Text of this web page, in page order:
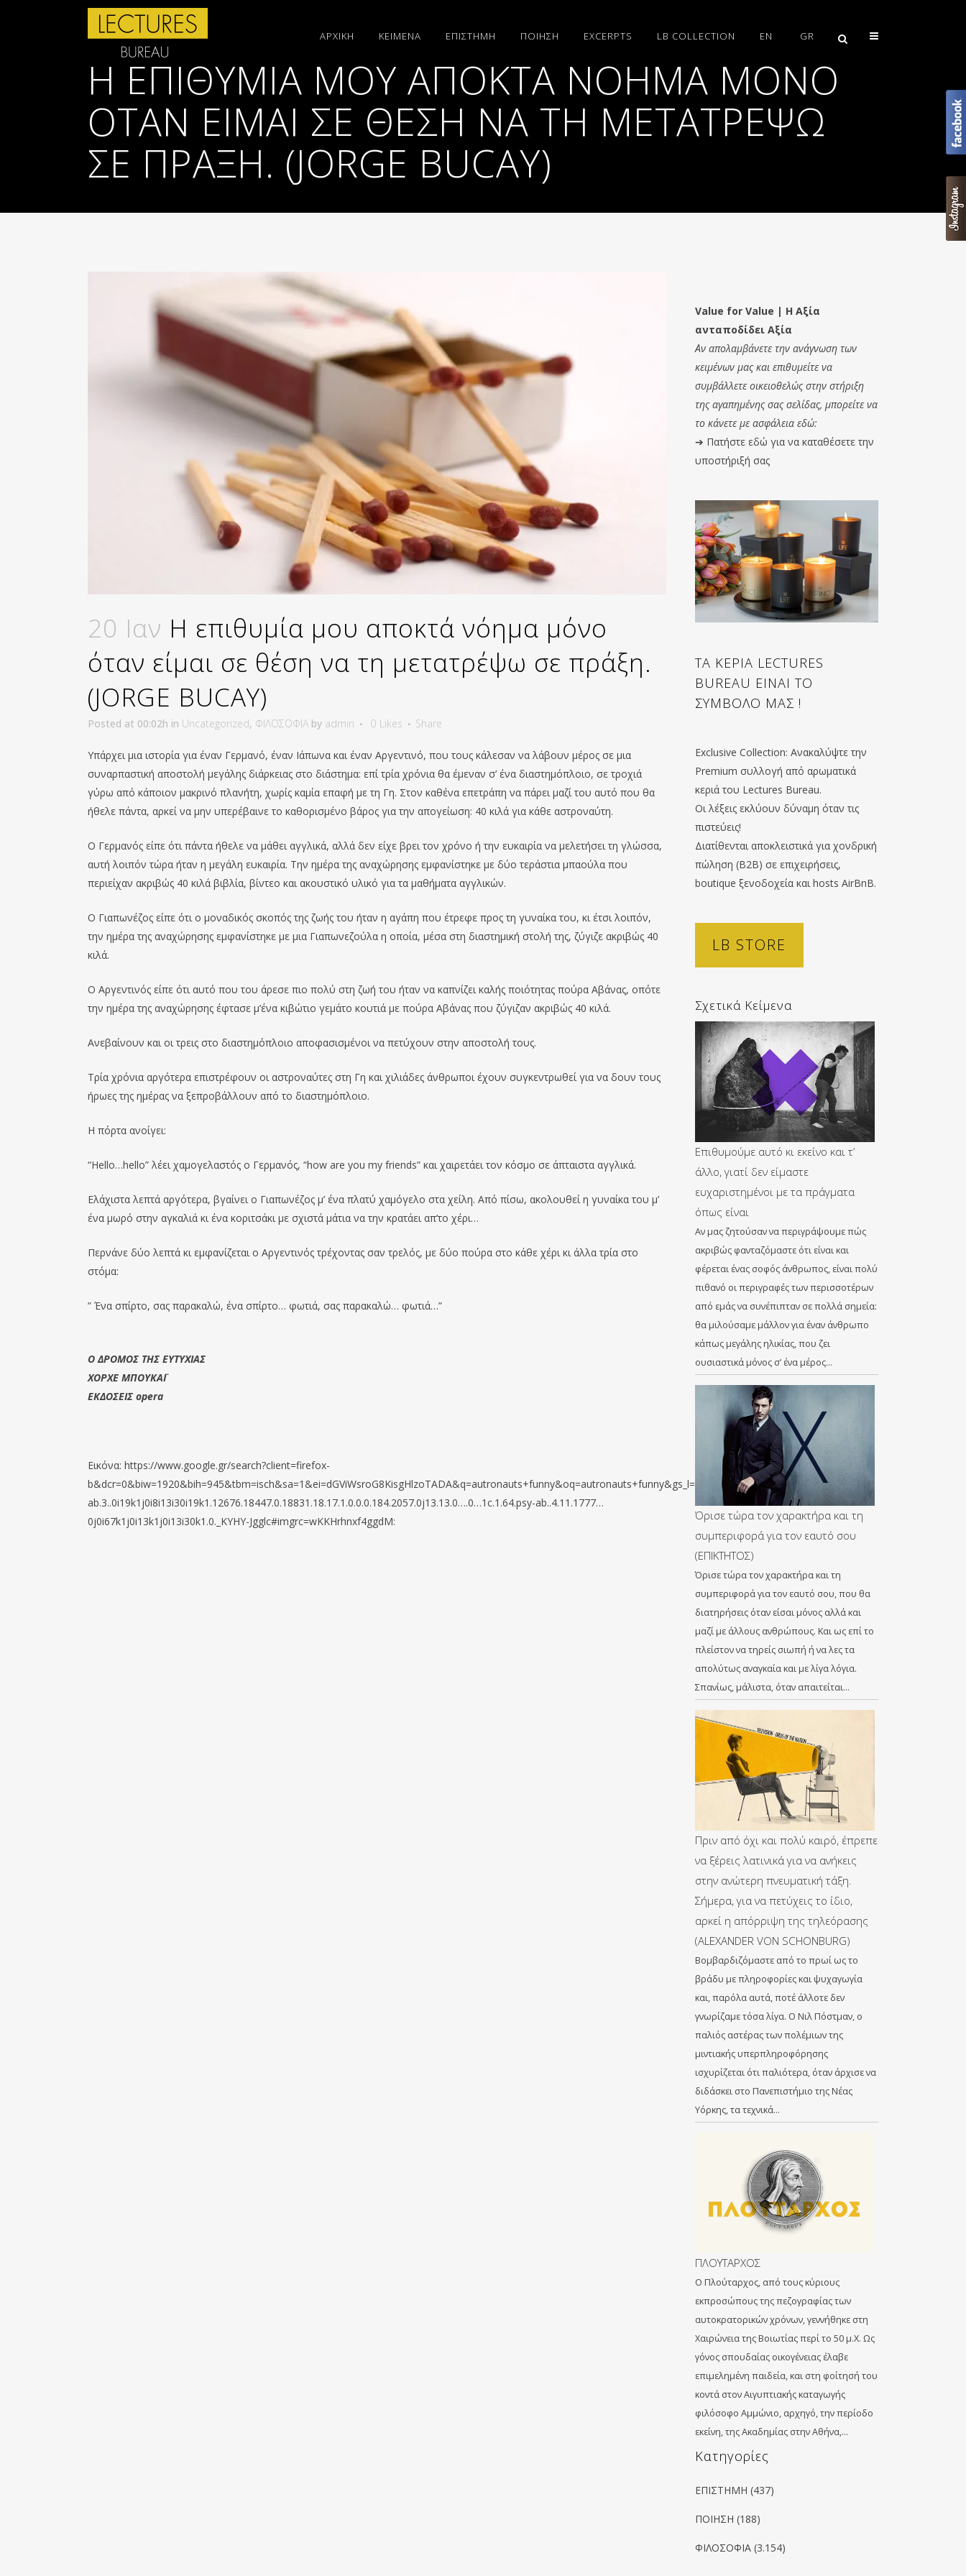
ΑΡΧΙΚΗ ΚΕΙΜΕΝΑ ΕΠΙΣΤΗΜΗ ΠΟΙΗΣΗ EXCERPTS LB COLLECTION EN GR
Η ΕΠΙΘΥΜΊΑ ΜΟΥ ΑΠΟΚΤΆ ΝΌΗΜΑ ΜΌΝΟ
ΌΤΑΝ ΕΊΜΑΙ ΣΕ ΘΈΣΗ ΝΑ ΤΗ ΜΕΤΑΤΡΈΨΩ
ΣΕ ΠΡΆΞΗ. (JORGE BUCAY)
20 Ιαν Η επιθυμία μου αποκτά νόημα μόνο
όταν είμαι σε θέση να τη μετατρέψω σε πράξη.
(JORGE BUCAY)
Posted at 00:02h in Uncategorized, ΦΙΛΟΣΟΦΙΑ by admin 0 Likes Share
Υπάρχει μια ιστορία για έναν Γερμανό, έναν Ιάπωνα και έναν Αργεντινό, που τους κάλεσαν να λάβουν μέρος σε μια
συναρπαστική αποστολή μεγάλης διάρκειας στο διάστημα: επί τρία χρόνια θα έμεναν σ’ ένα διαστημόπλοιο, σε τροχιά
γύρω από κάποιον μακρινό πλανήτη, χωρίς καμία επαφή με τη Γη. Στον καθένα επετράπη να πάρει μαζί του αυτό που θα
ήθελε πάντα, αρκεί να μην υπερέβαινε το καθορισμένο βάρος για την απογείωση: 40 κιλά για κάθε αστροναύτη.
Ο Γερμανός είπε ότι πάντα ήθελε να μάθει αγγλικά, αλλά δεν είχε βρει τον χρόνο ή την ευκαιρία να μελετήσει τη γλώσσα,
αυτή λοιπόν τώρα ήταν η μεγάλη ευκαιρία. Την ημέρα της αναχώρησης εμφανίστηκε με δύο τεράστια μπαούλα που
περιείχαν ακριβώς 40 κιλά βιβλία, βίντεο και ακουστικό υλικό για τα μαθήματα αγγλικών.
Ο Γιαπωνέζος είπε ότι ο μοναδικός σκοπός της ζωής του ήταν η αγάπη που έτρεφε προς τη γυναίκα του, κι έτσι λοιπόν,
την ημέρα της αναχώρησης εμφανίστηκε με μια Γιαπωνεζούλα η οποία, μέσα στη διαστημική στολή της, ζύγιζε ακριβώς 40
κιλά.
Ο Αργεντινός είπε ότι αυτό που του άρεσε πιο πολύ στη ζωή του ήταν να καπνίζει καλής ποιότητας πούρα Αβάνας, οπότε
την ημέρα της αναχώρησης έφτασε μ’ένα κιβώτιο γεμάτο κουτιά με πούρα Αβάνας που ζύγιζαν ακριβώς 40 κιλά.
Ανεβαίνουν και οι τρεις στο διαστημόπλοιο αποφασισμένοι να πετύχουν στην αποστολή τους.
Τρία χρόνια αργότερα επιστρέφουν οι αστροναύτες στη Γη και χιλιάδες άνθρωποι έχουν συγκεντρωθεί για να δουν τους
ήρωες της ημέρας να ξεπροβάλλουν από το διαστημόπλοιο.
Η πόρτα ανοίγει:
“Hello…hello” λέει χαμογελαστός ο Γερμανός, “how are you my friends” και χαιρετάει τον κόσμο σε άπταιστα αγγλικά.
Ελάχιστα λεπτά αργότερα, βγαίνει ο Γιαπωνέζος μ’ ένα πλατύ χαμόγελο στα χείλη. Από πίσω, ακολουθεί η γυναίκα του μ’
ένα μωρό στην αγκαλιά κι ένα κοριτσάκι με σχιστά μάτια να την κρατάει απ’το χέρι…
Περνάνε δύο λεπτά κι εμφανίζεται ο Αργεντινός τρέχοντας σαν τρελός, με δύο πούρα στο κάθε χέρι κι άλλα τρία στο
στόμα:
” Ένα σπίρτο, σας παρακαλώ, ένα σπίρτο… φωτιά, σας παρακαλώ… φωτιά…”
Ο ΔΡΟΜΟΣ ΤΗΣ ΕΥΤΥΧΙΑΣ
ΧΟΡΧΕ ΜΠΟΥΚΑΪ
ΕΚΔΟΣΕΙΣ opera
Εικόνα: https://www.google.gr/search?client=firefox-
b&dcr=0&biw=1920&bih=945&tbm=isch&sa=1&ei=dGViWsroG8KisgHlzoTADA&q=autronauts+funny&oq=autronauts+funny&gs_l=psy-
ab.3..0i19k1j0i8i13i30i19k1.12676.18447.0.18831.18.17.1.0.0.0.184.2057.0j13.13.0….0…1c.1.64.psy-ab..4.11.1777…
0j0i67k1j0i13k1j0i13i30k1.0._KYHY-Jgglc#imgrc=wKKHrhnxf4ggdM:
Value for Value | Η Αξία
ανταποδίδει Αξία
Αν απολαμβάνετε την ανάγνωση των
κειμένων μας και επιθυμείτε να
συμβάλλετε οικειοθελώς στην στήριξη
της αγαπημένης σας σελίδας, μπορείτε να
το κάνετε με ασφάλεια εδώ:
➔ Πατήστε εδώ για να καταθέσετε την
υποστήριξή σας
ΤΑ ΚΕΡΙΑ LECTURES
BUREAU ΕΙΝΑΙ ΤΟ
ΣΥΜΒΟΛΟ ΜΑΣ !
Exclusive Collection: Ανακαλύψτε την
Premium συλλογή από αρωματικά
κεριά του Lectures Bureau.
Οι λέξεις εκλύουν δύναμη όταν τις
πιστεύεις!
Διατίθενται αποκλειστικά για χονδρική
πώληση (B2B) σε επιχειρήσεις,
boutique ξενοδοχεία και hosts AirBnB.
LB STORE
Σχετικά Κείμενα
Επιθυμούμε αυτό κι εκείνο και τ’
άλλο, γιατί δεν είμαστε
ευχαριστημένοι με τα πράγματα
όπως είναι
Αν μας ζητούσαν να περιγράψουμε πώς
ακριβώς φανταζόμαστε ότι είναι και
φέρεται ένας σοφός άνθρωπος, είναι πολύ
πιθανό οι περιγραφές των περισσοτέρων
από εμάς να συνέπιπταν σε πολλά σημεία:
θα μιλούσαμε μάλλον για έναν άνθρωπο
κάπως μεγάλης ηλικίας, που ζει
ουσιαστικά μόνος σ’ ένα μέρος…
Όρισε τώρα τον χαρακτήρα και τη
συμπεριφορά για τον εαυτό σου
(ΕΠΙΚΤΗΤΟΣ)
Όρισε τώρα τον χαρακτήρα και τη
συμπεριφορά για τον εαυτό σου, που θα
διατηρήσεις όταν είσαι μόνος αλλά και
μαζί με άλλους ανθρώπους. Και ως επί το
πλείστον να τηρείς σιωπή ή να λες τα
απολύτως αναγκαία και με λίγα λόγια.
Σπανίως, μάλιστα, όταν απαιτείται…
Πριν από όχι και πολύ καιρό, έπρεπε
να ξέρεις λατινικά για να ανήκεις
στην ανώτερη πνευματική τάξη.
Σήμερα, για να πετύχεις το ίδιο,
αρκεί η απόρριψη της τηλεόρασης
(ALEXANDER VON SCHONBURG)
Βομβαρδιζόμαστε από το πρωί ως το
βράδυ με πληροφορίες και ψυχαγωγία
και, παρόλα αυτά, ποτέ άλλοτε δεν
γνωρίζαμε τόσα λίγα. Ο Νιλ Πόστμαν, ο
παλιός αστέρας των πολέμιων της
μιντιακής υπερπληροφόρησης
ισχυρίζεται ότι παλιότερα, όταν άρχισε να
διδάσκει στο Πανεπιστήμιο της Νέας
Υόρκης, τα τεχνικά…
ΠΛΟΥΤΑΡΧΟΣ
Ο Πλούταρχος, από τους κύριους
εκπροσώπους της πεζογραφίας των
αυτοκρατορικών χρόνων, γεννήθηκε στη
Χαιρώνεια της Βοιωτίας περί το 50 μ.Χ. Ως
γόνος σπουδαίας οικογένειας έλαβε
επιμελημένη παιδεία, και στη φοίτησή του
κοντά στον Αιγυπτιακής καταγωγής
φιλόσοφο Αμμώνιο, αρχηγό, την περίοδο
εκείνη, της Ακαδημίας στην Αθήνα,…
Kατηγορίες
ΕΠΙΣΤΗΜΗ (437)
ΠΟΙΗΣΗ (188)
ΦΙΛΟΣΟΦΙΑ (3.154)